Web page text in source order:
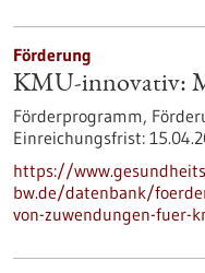
Förderung
KMU-innovativ:
Förderprogramm,
Einreichungsfrist:
https://
bw.de/datenbank/
von-zuwendungen-fuer-